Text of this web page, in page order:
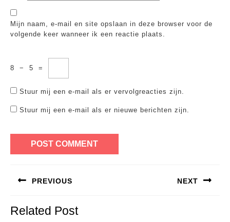
Mijn naam, e-mail en site opslaan in deze browser voor de
volgende keer wanneer ik een reactie plaats.
8 − 5 =
Stuur mij een e-mail als er vervolgreacties zijn.
Stuur mij een e-mail als er nieuwe berichten zijn.
navigatie
PREVIOUS
post:
NEXT
Related Post